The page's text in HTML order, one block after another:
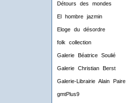
Détours des mondes
El hombre jazmin
Eloge du désordre
folk collection
Galerie Béatrice Soulié
Galerie Christian Berst
Galerie-Librairie Alain Paire
gmtPlus9